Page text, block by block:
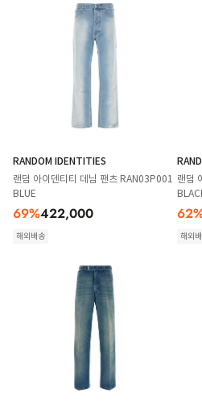
RANDOM IDENTITIES
랜덤 아이덴티티 데님 팬츠 RAN03P001
BLUE
69%422,000
해외배송
랜덤
62
해외